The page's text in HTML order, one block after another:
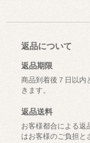
返品について
返品期限
商品到着後７日以内
きます。
返品送料
お客様都合による返
はお客様のご負担と